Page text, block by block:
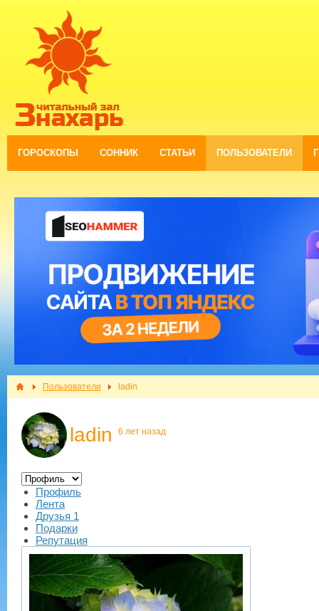
ГОРОСКОПЫ СОННИК СТАТЬИ ПОЛЬЗОВАТЕЛИ
Пользователи ladin
ladin 6 лет назад
Профиль
Лента
Друзья 1
Подарки
Репутация